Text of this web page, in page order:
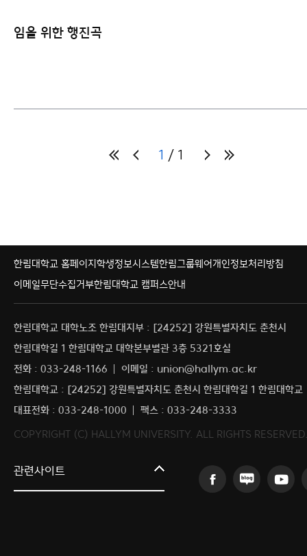
임을 위한 행진곡
1 1
한림대학교 홈페이지학생정보시스템한림그룹웨어개인정보처리방침
이메일무단수집거부한림대학교 캠퍼스안내
한림대학교 대학노조 한림대지부 : [24252] 강원특별자치도 춘천시
한림대학길 1 한림대학교 대학본부별관 3층 5321호실
전화 : 033-248-1166
이메일 : union@hallym.ac.kr
한림대학교 : [24252] 강원특별자치도 춘천시 한림대학길 1 한림대학교
대표전화 : 033-248-1000
팩스 : 033-248-3333
COPYRIGHT (C) HALLYM UNIVERSITY. ALL RIGHTS
관련사이트
커뮤니티교육원